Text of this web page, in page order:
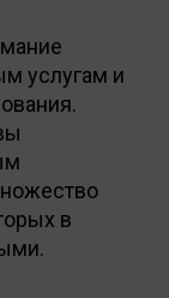
услугам и
в